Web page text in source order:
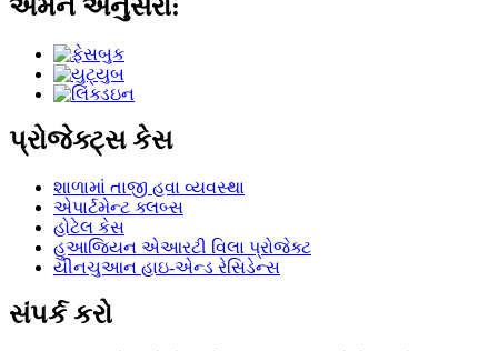
અમને અનુસરો:
પ્રોજેક્ટ્સ કેસ
શાળામાં તાજી હવા વ્યવસ્થા
એપાર્ટમેન્ટ ક્લબ્સ
હોટેલ કેસ
હુઆજિયન એઆરટી વિલા પ્રોજેક્ટ
યીનચુઆન હાઇ-એન્ડ રેસિડેન્સ
સંપર્ક કરો